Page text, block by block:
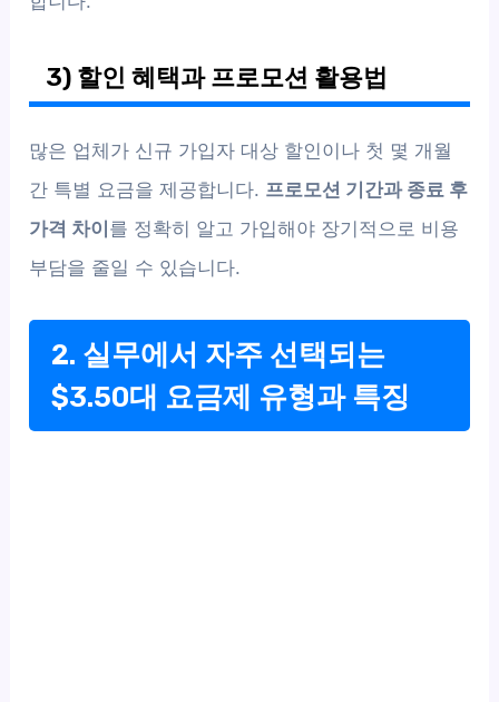
3) 할인 혜택과 프로모션 활용법
많은 업체가 신규 가입자 대상 할인이나 첫 몇 개월
간 특별 요금을 제공합니다. 프로모션 기간과 종료 후
가격 차이를 정확히 알고 가입해야 장기적으로 비용
부담을 줄일 수 있습니다.
2. 실무에서 자주 선택되는
$3.50대 요금제 유형과 특징